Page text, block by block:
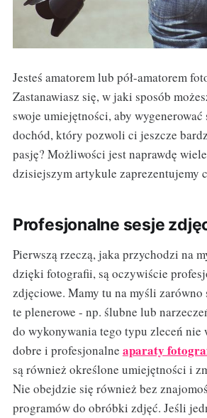
Jesteś amatorem lub pół-amatorem
Zastanawiasz się, w jaki sposób
swoje umiejętności, aby wygenerować
dochód, który pozwoli ci jeszcze
pasję? Możliwości jest naprawdę
dzisiejszym artykule zaprezentujemy
Profesjonalne sesje
Pierwszą rzeczą, jaka przychodzi na
dzięki fotografii, są oczywiście
zdjęciowe. Mamy tu na myśli
te plenerowe - np. ślubne lub
do wykonywania tego typu zleceń nie
dobre i profesjonalne aparaty
są również określone umiejętności i
Nie obejdzie się również bez
programów do obróbki zdjęć. Jeśli